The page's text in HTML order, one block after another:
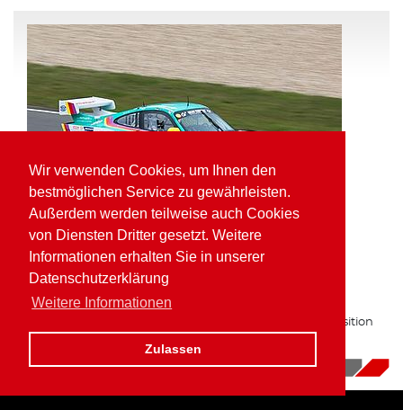
Wir verwenden Cookies, um Ihnen den
bestmöglichen Service zu gewährleisten.
Außerdem werden teilweise auch Cookies
von Diensten Dritter gesetzt. Weitere
Informationen erhalten Sie in unserer
Datenschutzerklärung
Weitere Informationen
Zulassen
Pole Position und schnellste Runde für
Kaufmann in der VLN
Zum zweiten Mal in Folge auf bester Gruppe H Startposition
16.10.2017| News